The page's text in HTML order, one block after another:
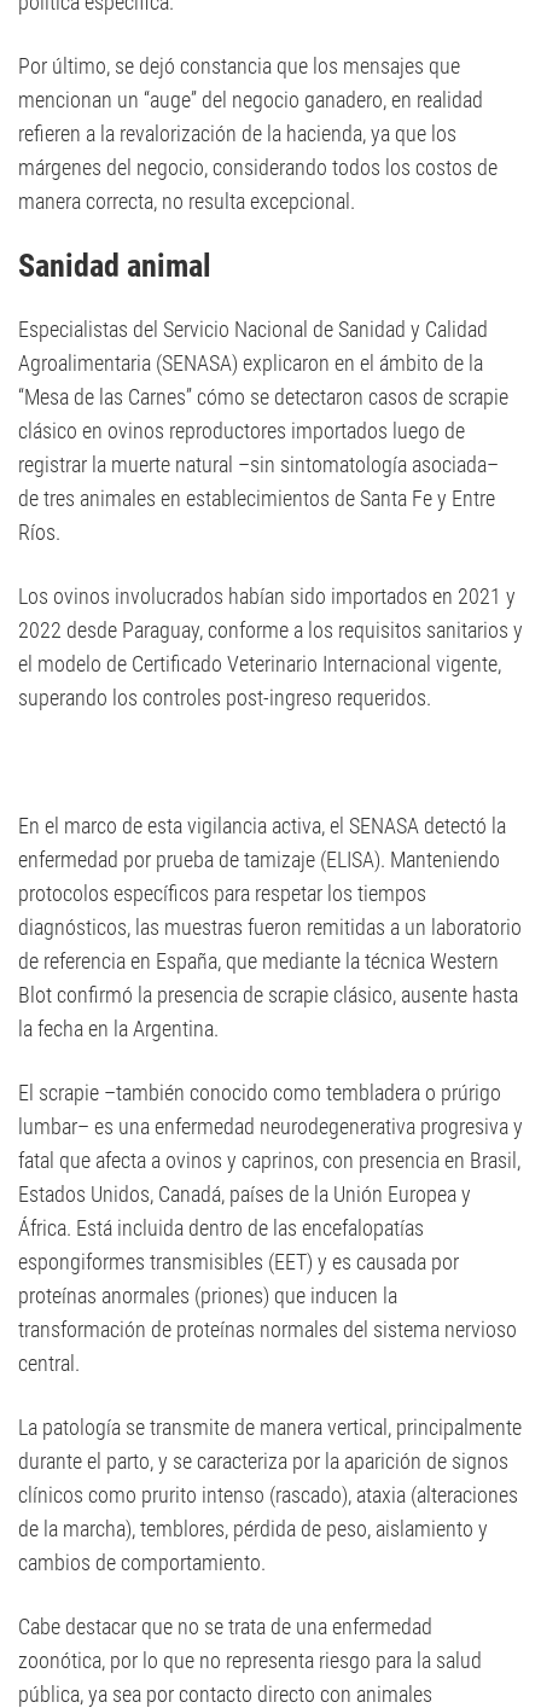
Por último, se dejó constancia que los mensajes que
mencionan un “auge” del negocio ganadero, en realidad
refieren a la revalorización de la hacienda, ya que los
márgenes del negocio, considerando todos los costos de
manera correcta, no resulta excepcional.
Sanidad animal
Especialistas del Servicio Nacional de Sanidad y Calidad
Agroalimentaria (SENASA) explicaron en el ámbito de la
“Mesa de las Carnes” cómo se detectaron casos de scrapie
clásico en ovinos reproductores importados luego de
registrar la muerte natural –sin sintomatología asociada–
de tres animales en establecimientos de Santa Fe y Entre
Ríos.
Los ovinos involucrados habían sido importados en 2021 y
2022 desde Paraguay, conforme a los requisitos sanitarios y
el modelo de Certificado Veterinario Internacional vigente,
superando los controles post-ingreso requeridos.
En el marco de esta vigilancia activa, el SENASA detectó la
enfermedad por prueba de tamizaje (ELISA). Manteniendo
protocolos específicos para respetar los tiempos
diagnósticos, las muestras fueron remitidas a un laboratorio
de referencia en España, que mediante la técnica Western
Blot confirmó la presencia de scrapie clásico, ausente hasta
la fecha en la Argentina.
El scrapie –también conocido como tembladera o prúrigo
lumbar– es una enfermedad neurodegenerativa progresiva y
fatal que afecta a ovinos y caprinos, con presencia en Brasil,
Estados Unidos, Canadá, países de la Unión Europea y
África. Está incluida dentro de las encefalopatías
espongiformes transmisibles (EET) y es causada por
proteínas anormales (priones) que inducen la
transformación de proteínas normales del sistema nervioso
central.
La patología se transmite de manera vertical, principalmente
durante el parto, y se caracteriza por la aparición de signos
clínicos como prurito intenso (rascado), ataxia (alteraciones
de la marcha), temblores, pérdida de peso, aislamiento y
cambios de comportamiento.
Cabe destacar que no se trata de una enfermedad
zoonótica, por lo que no representa riesgo para la salud
pública, ya sea por contacto directo con animales